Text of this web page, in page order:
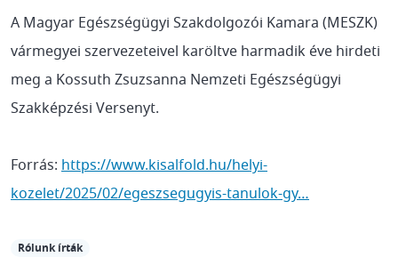
A Magyar Egészségügyi Szakdolgozói Kamara (MESZK)
vármegyei szervezeteivel karöltve harmadik éve hirdeti
meg a Kossuth Zsuzsanna Nemzeti Egészségügyi
Szakképzési Versenyt.
Forrás: https://www.kisalfold.hu/helyi-
kozelet/2025/02/egeszsegugyis-tanulok-gy…
Rólunk írták